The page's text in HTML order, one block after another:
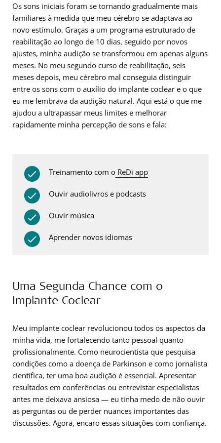
Os sons iniciais foram se tornando gradualmente mais
familiares à medida que meu cérebro se adaptava ao
novo estímulo. Graças a um programa estruturado de
reabilitação ao longo de 10 dias, seguido por novos
ajustes, minha audição se transformou em apenas alguns
meses. No meu segundo curso de reabilitação, seis
meses depois, meu cérebro mal conseguia distinguir
entre os sons com o auxílio do implante coclear e o que
eu me lembrava da audição natural. Aqui está o que me
ajudou a ultrapassar meus limites e melhorar
rapidamente minha percepção de sons e fala:
Treinamento com o ReDi app
Ouvir audiolivros e podcasts
Ouvir música
Aprender novos idiomas
Uma Segunda Chance com o
Implante Coclear
Meu implante coclear revolucionou todos os aspectos da
minha vida, me fortalecendo tanto pessoal quanto
profissionalmente. Como neurocientista que pesquisa
condições como a doença de Parkinson e como jornalista
científica, ter uma boa audição é essencial. Apresentar
resultados em conferências ou entrevistar especialistas
antes me deixava ansiosa — eu tinha medo de não ouvir
as perguntas ou de perder nuances importantes das
discussões. Agora, encaro essas situações com confiança.